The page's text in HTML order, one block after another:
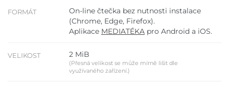
FORMÁT
On-line čtečka bez nutnosti instalace
(Chrome, Edge, Firefox).
Aplikace MEDIATÉKA pro Android a iOS.
VELIKOST 2 MiB
(Přesná velikost se může mírně lišit dle
využívaného zařízení.)